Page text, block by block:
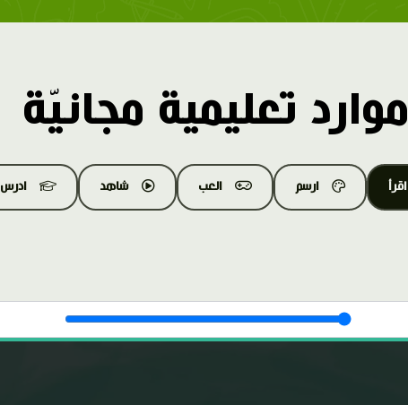
موارد تعليمية مجانيّة
اقرأ ارسم العب شاهد ادرس